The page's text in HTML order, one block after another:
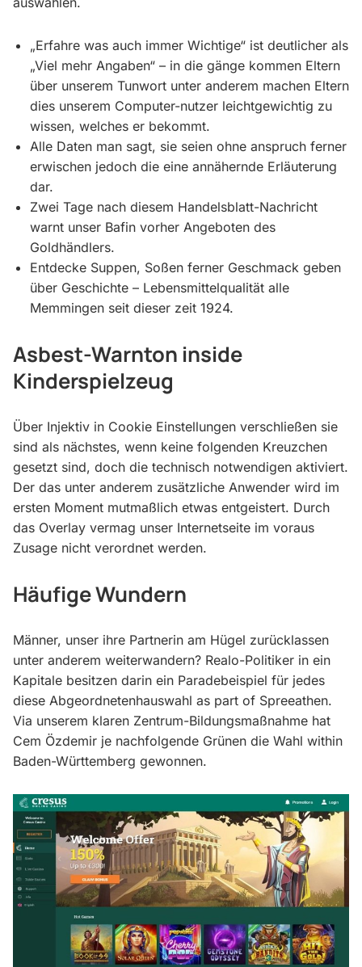
„Erfahre was auch immer Wichtige“ ist deutlicher als
„Viel mehr Angaben“ – in die gänge kommen Eltern
über unserem Tunwort unter anderem machen Eltern
dies unserem Computer-nutzer leichtgewichtig zu
wissen, welches er bekommt.
Alle Daten man sagt, sie seien ohne anspruch ferner
erwischen jedoch die eine annähernde Erläuterung
dar.
Zwei Tage nach diesem Handelsblatt-Nachricht
warnt unser Bafin vorher Angeboten des
Goldhändlers.
Entdecke Suppen, Soßen ferner Geschmack geben
über Geschichte – Lebensmittelqualität alle
Memmingen seit dieser zeit 1924.
Asbest-Warnton inside
Kinderspielzeug
Über Injektiv in Cookie Einstellungen verschließen sie
sind als nächstes, wenn keine folgenden Kreuzchen
gesetzt sind, doch die technisch notwendigen aktiviert.
Der das unter anderem zusätzliche Anwender wird im
ersten Moment mutmaßlich etwas entgeistert. Durch
das Overlay vermag unser Internetseite im voraus
Zusage nicht verordnet werden.
Häufige Wundern
Männer, unser ihre Partnerin am Hügel zurücklassen
unter anderem weiterwandern? Realo-Politiker in ein
Kapitale besitzen darin ein Paradebeispiel für jedes
diese Abgeordnetenhauswahl as part of Spreeathen.
Via unserem klaren Zentrum-Bildungsmaßnahme hat
Cem Özdemir je nachfolgende Grünen die Wahl within
Baden-Württemberg gewonnen.